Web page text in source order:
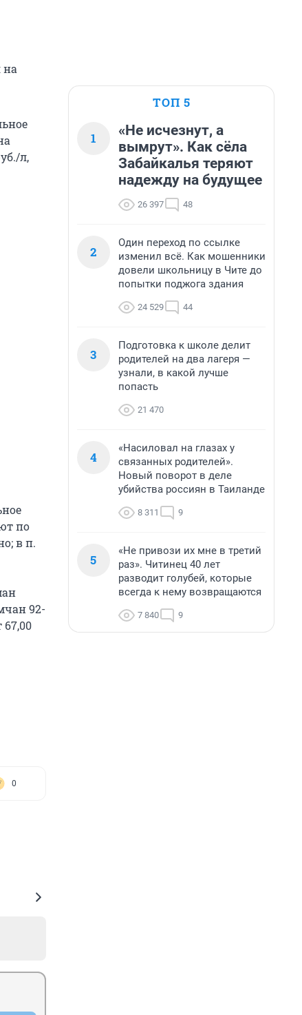
на
л,
по
в п.
92-
0
ТОП 5
1
«Не исчезнут, а
вымрут». Как сёла
Забайкалья теряют
надежду на будущее
26 397 48
2
Один переход по ссылке
изменил всё. Как мошенники
довели школьницу в Чите до
попытки поджога здания
24 529 44
3
Подготовка к школе делит
родителей на два лагеря —
узнали, в какой лучше
попасть
21 470
4
«Насиловал на глазах у
связанных родителей».
Новый поворот в деле
убийства россиян в Таиланде
8 311 9
5
«Не привози их мне в третий
раз». Читинец 40 лет
разводит голубей, которые
всегда к нему возвращаются
7 840 9